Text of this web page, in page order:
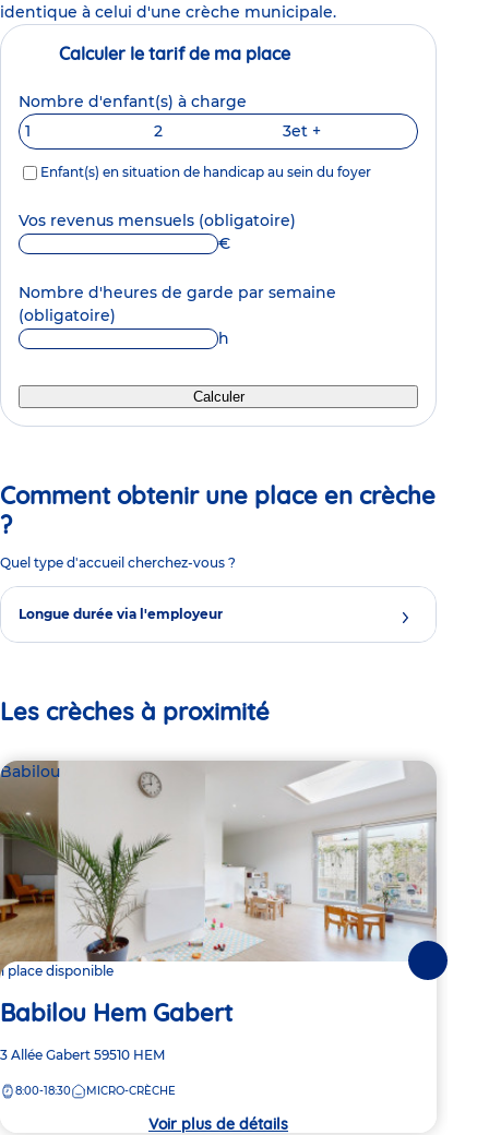
identique à celui d'une crèche municipale.
Calculer le tarif de ma place
Nombre d'enfant(s) à charge
1
2 3et +
Enfant(s) en situation de handicap au sein du foyer
Vos revenus mensuels (obligatoire)
€
Nombre d'heures de garde par semaine
(obligatoire)
h
Calculer
Comment obtenir une place en crèche
?
Quel type d'accueil cherchez-vous ?
Longue durée via l'employeur
Les crèches à proximité
Babilou
1 place disponible
Babilou Hem Gabert
Adresse
la
3 Allée Gabert 59510 HEM
8:00-18:30 MICRO-CRÈCHE
Voir plus de détails